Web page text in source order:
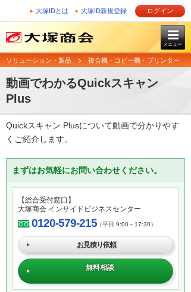
大塚IDとは 大塚ID新規登録 ログイン
メニュー
ソリューション・製品 複合機・コピー機・プリンター
動画でわかるQuickスキャン
Plus
Quickスキャン Plusについて動画で分かりやす
くご紹介します。
まずはお気軽にお問い合わせください。
【総合受付窓口】
大塚商会 インサイドビジネスセンター
0120-579-215（平日 9:00～17:30）
お見積り依頼
無料相談